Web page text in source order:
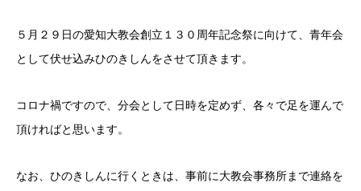
５月２９日の愛知大教会創立１３０周年記念祭に向けて、青年会
として伏せ込みひのきしんをさせて頂きます。
コロナ禍ですので、分会として日時を定めず、各々で足を運んで
頂ければと思います。
なお、ひのきしんに行くときは、事前に大教会事務所まで連絡を